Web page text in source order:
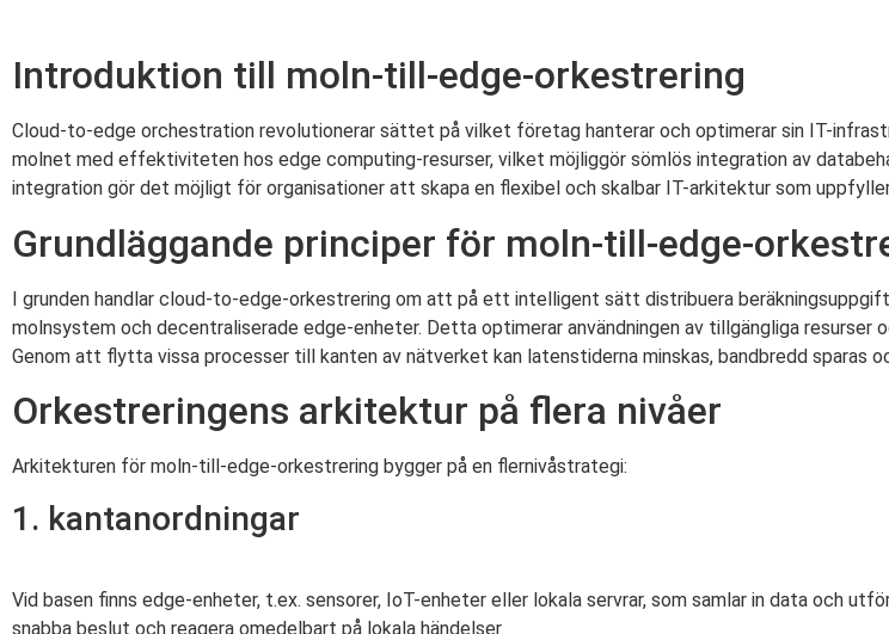
Introduktion till moln-till-edge-orkestrering
Cloud-to-edge orchestration revolutionerar sättet på vilket företag hanterar och optimerar sin IT-
molnet med effektiviteten hos edge computing-resurser, vilket möjliggör sömlös integration av
integration gör det möjligt för organisationer att skapa en flexibel och skalbar IT-arkitektur som
Grundläggande principer för moln-till-edge-
I grunden handlar cloud-to-edge-orkestrering om att på ett intelligent sätt distribuera
molnsystem och decentraliserade edge-enheter. Detta optimerar användningen av tillgängliga
Genom att flytta vissa processer till kanten av nätverket kan latenstiderna minskas, bandbredd sparas
Orkestreringens arkitektur på flera nivåer
Arkitekturen för moln-till-edge-orkestrering bygger på en flernivåstrategi:
1. kantanordningar
Vid basen finns edge-enheter, t.ex. sensorer, IoT-enheter eller lokala servrar, som samlar in data och
snabba beslut och reagera omedelbart på lokala händelser.